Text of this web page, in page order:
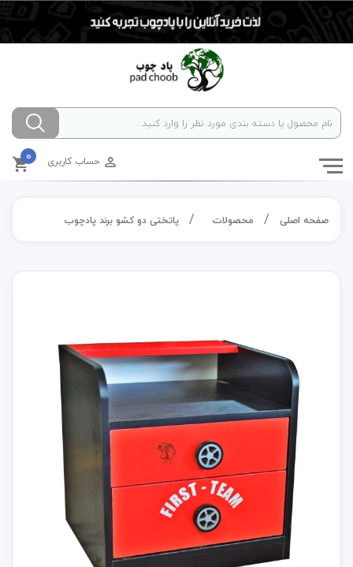
حساب کاربری 0
صفحه اصلی محصولات پاتختی دو کشو برند پادچوب